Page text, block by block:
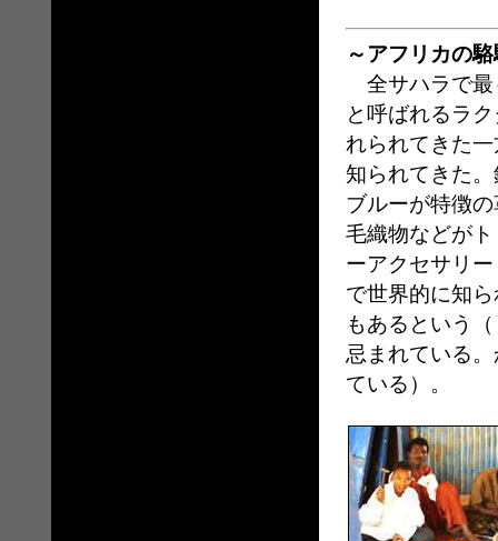
～アフリカの
全サハラで最
と呼ばれるラ
れられてきた
知られてきた
ブルーが特徴
毛織物などが
ーアクセサリ
で世界的に知
もあるという
忌まれている
ている）。